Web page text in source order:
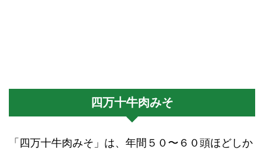
四万十牛肉みそ
「四万十牛肉みそ」は、年間５０〜６０頭ほどしか